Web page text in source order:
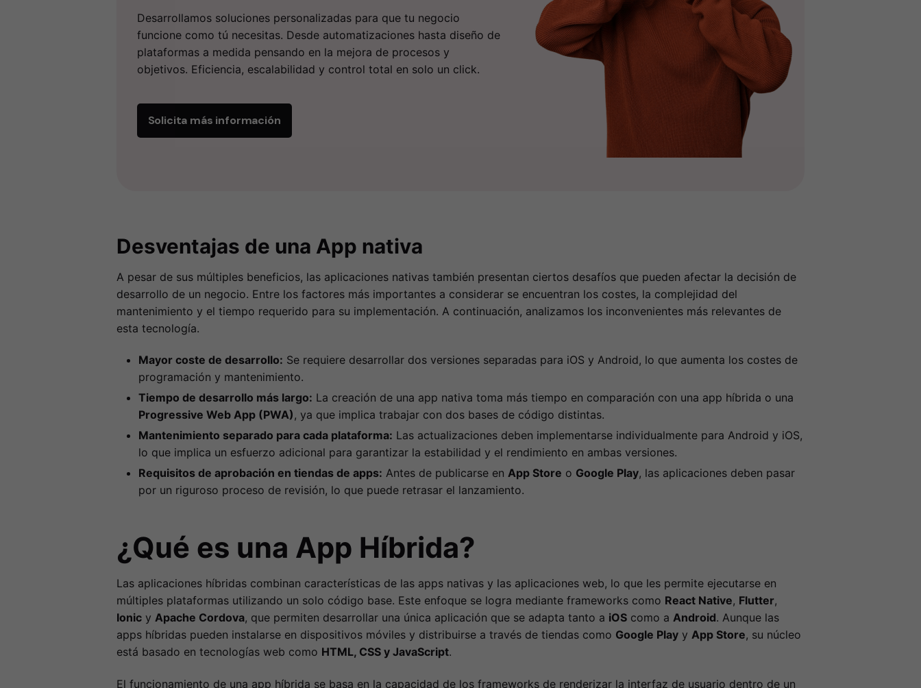
Desarrollamos soluciones personalizadas para que tu negocio
funcione como tú necesitas. Desde automatizaciones hasta diseño de
plataformas a medida pensando en la mejora de procesos y
objetivos. Eficiencia, escalabilidad y control total en solo un click.
Solicita más información
Desventajas de una App nativa
A pesar de sus múltiples beneficios, las aplicaciones nativas también presentan ciertos desafíos que pueden afectar la decisión de
desarrollo de un negocio. Entre los factores más importantes a considerar se encuentran los costes, la complejidad del
mantenimiento y el tiempo requerido para su implementación. A continuación, analizamos los inconvenientes más relevantes de
esta tecnología.
Mayor coste de desarrollo: Se requiere desarrollar dos versiones separadas para iOS y Android, lo que aumenta los costes de
programación y mantenimiento.
Tiempo de desarrollo más largo: La creación de una app nativa toma más tiempo en comparación con una app híbrida o una
Progressive Web App (PWA), ya que implica trabajar con dos bases de código distintas.
Mantenimiento separado para cada plataforma: Las actualizaciones deben implementarse individualmente para Android y iOS,
lo que implica un esfuerzo adicional para garantizar la estabilidad y el rendimiento en ambas versiones.
Requisitos de aprobación en tiendas de apps: Antes de publicarse en App Store o Google Play, las aplicaciones deben pasar
por un riguroso proceso de revisión, lo que puede retrasar el lanzamiento.
¿Qué es una App Híbrida?
Las aplicaciones híbridas combinan características de las apps nativas y las aplicaciones web, lo que les permite ejecutarse en
múltiples plataformas utilizando un solo código base. Este enfoque se logra mediante frameworks como React Native, Flutter,
Ionicy Apache Cordova, que permiten desarrollar una única aplicación que se adapta tanto a iOScomo a Android. Aunque las
apps híbridas pueden instalarse en dispositivos móviles y distribuirse a través de tiendas como Google Playy App Store, su núcleo
está basado en tecnologías web como HTML, CSS y JavaScript.
El funcionamiento de una app híbrida se basa en la capacidad de los frameworks de renderizar la interfaz de usuario dentro de un